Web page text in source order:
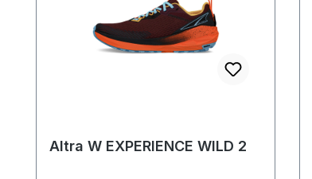
Altra W EXPERIENCE WILD 2